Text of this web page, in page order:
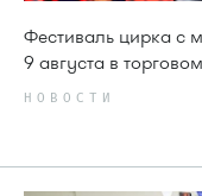
Фестиваль цирка с
9 августа в
НОВОСТИ